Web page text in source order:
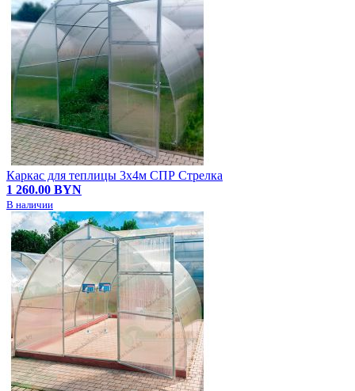
Каркас для теплицы 3х4м СПР Стрелка
1 260.00 BYN
В наличии